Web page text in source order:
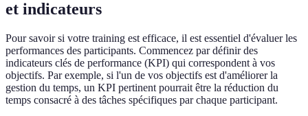
et indicateurs
Pour savoir si votre training est efficace, il est essentiel d'évaluer les
performances des participants. Commencez par définir des
indicateurs clés de performance (KPI) qui correspondent à vos
objectifs. Par exemple, si l'un de vos objectifs est d'améliorer la
gestion du temps, un KPI pertinent pourrait être la réduction du
temps consacré à des tâches spécifiques par chaque participant.